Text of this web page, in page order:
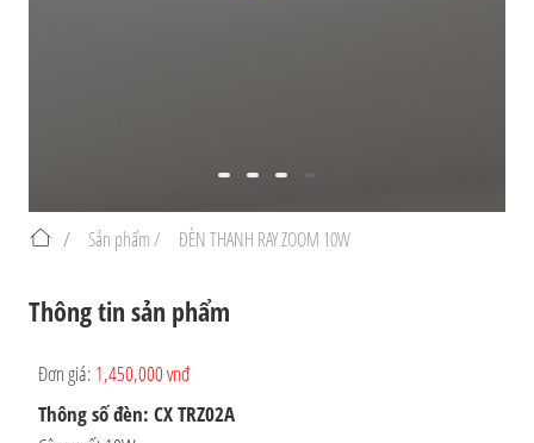
/ Sản phẩm / ĐÈN THANH RAY ZOOM 10W
Thông tin sản phẩm
Đơn giá: 1,450,000 vnđ
Thông số đèn: CX TRZ02A